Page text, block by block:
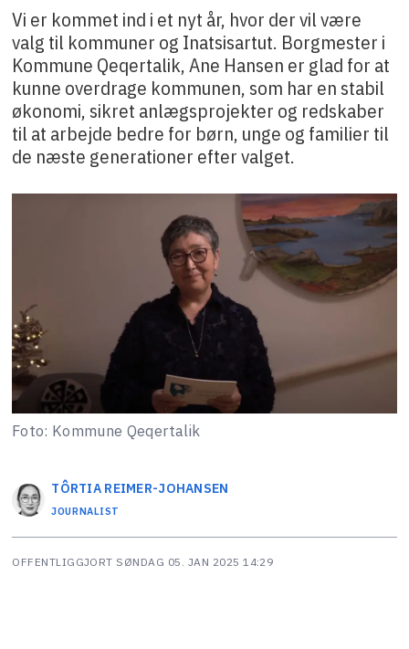
Vi er kommet ind i et nyt år, hvor der vil være
valg til kommuner og Inatsisartut. Borgmester i
Kommune Qeqertalik, Ane Hansen er glad for at
kunne overdrage kommunen, som har en stabil
økonomi, sikret anlægsprojekter og redskaber
til at arbejde bedre for børn, unge og familier til
de næste generationer efter valget.
Foto: Kommune Qeqertalik
TÔRTIA REIMER-JOHANSEN
JOURNALIST
OFFENTLIGGJORT SØNDAG 05. JAN 2025 14:29